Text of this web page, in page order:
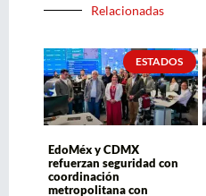
Relacionadas
ESTADOS
EdoMéx y CDMX
refuerzan seguridad con
coordinación
metropolitana con